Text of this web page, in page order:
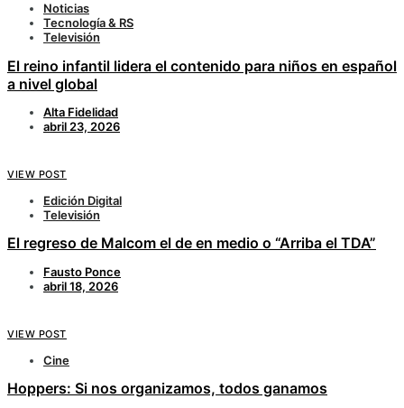
Noticias
Tecnología & RS
Televisión
El reino infantil lidera el contenido para niños en español
a nivel global
Alta Fidelidad
abril 23, 2026
VIEW POST
Edición Digital
Televisión
El regreso de Malcom el de en medio o “Arriba el TDA”
Fausto Ponce
abril 18, 2026
VIEW POST
Cine
Hoppers: Si nos organizamos, todos ganamos